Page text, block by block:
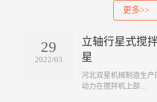
更多>>
29
2022/03
立轴行星式搅
星
河北双星机械制造生产
动力在搅拌机上部...